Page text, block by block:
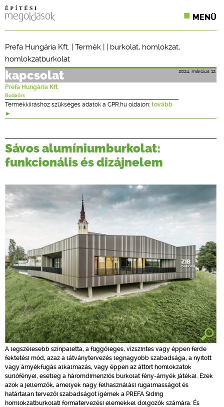
MENÜ
CPR TERMÉKKIÍRÁS
ÉPÍTÉSI JOG
TERVEZÉSI SEGÉDLETEK
Prefa Hungária Kft. | Termék | | burkolat, homlokzat,
homlokzatburkolat
2024. március 12.
kapcsolat
Prefa Hungária Kft.
Budaörs
Termékkiíráshoz szükséges adatok a CPR.hu oldalon: tovább
Sávos alumíniumburkolat:
funkcionális és dizájnelem
A legszélesebb színpaletta, a függőleges, vízszintes vagy éppen ferde
fektetési mód, azaz a látványtervezés legnagyobb szabadsága, a nyitott
vagy árnyékfugás alkalmazás, vagy éppen az áttört homlokzatok
surlófényei, esetleg a háromdimenziós burkolat fény-árnyék játékai. Ezek
azok a jellemzők, amelyek nagy felhasználási rugalmasságot és
határtalan tervezői szabadságot ígérnek a PREFA Siding
homlokzatburkolati formatervezési elemekkel dolgozók számára. És